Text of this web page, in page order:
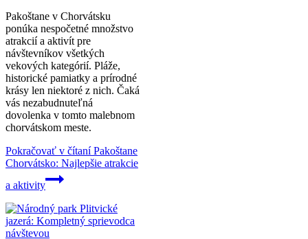
Pakoštane v Chorvátsku
ponúka nespočetné množstvo
atrakcií a aktivít pre
návštevníkov všetkých
vekových kategórií. Pláže,
historické pamiatky a prírodné
krásy len niektoré z nich. Čaká
vás nezabudnuteľná
dovolenka v tomto malebnom
chorvátskom meste.
Pokračovať v čítaníPakoštane
Chorvátsko: Najlepšie atrakcie
a aktivity